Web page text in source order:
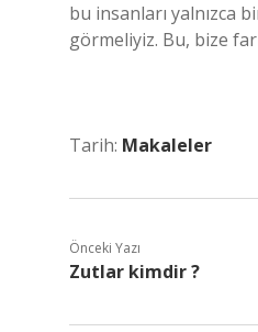
bu insanları yalnızca
görmeliyiz. Bu, bize
Tarih: Makaleler
Önceki Yazı
Zutlar kimdir ?